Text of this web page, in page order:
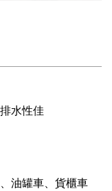
水性佳
油罐車、貨櫃車